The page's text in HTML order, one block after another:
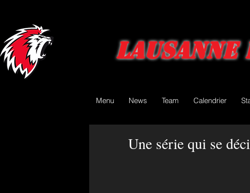
Lausanne
Menu News Team Calendrier
Une série qui se